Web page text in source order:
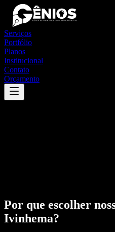
Serviços
Portfólio
Planos
Institucional
Contato
Orçamento
Por que escolher
Ivinhema?